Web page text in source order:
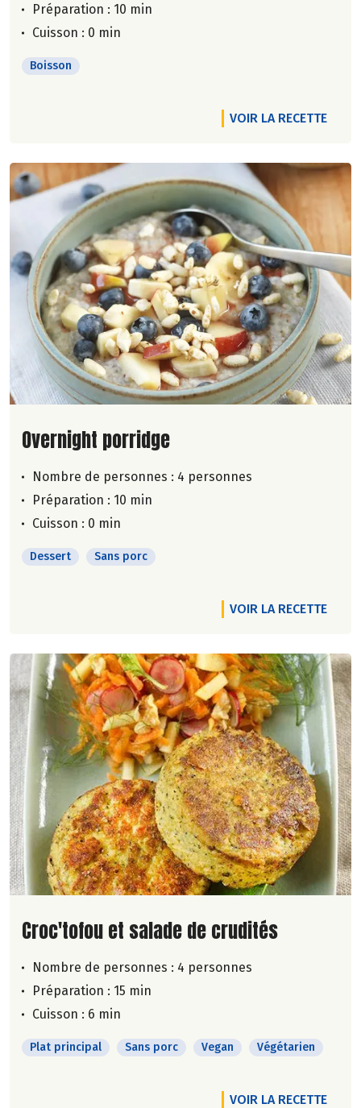
Préparation : 10 min
Cuisson : 0 min
Boisson
VOIR LA RECETTE
Lire la suite de la recette
Overnight porridge
Nombre de personnes : 4 personnes
Préparation : 10 min
Cuisson : 0 min
Dessert Sans porc
VOIR LA RECETTE
Lire la suite de la recette
Croc'tofou et salade de crudités
Nombre de personnes : 4 personnes
Préparation : 15 min
Cuisson : 6 min
Plat principal Sans porc Vegan Végétarien
VOIR LA RECETTE